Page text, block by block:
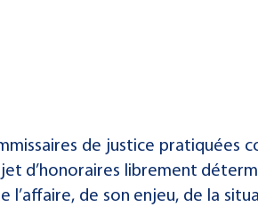
de justice pratiquées
d’honoraires librement
de son enjeu, de la